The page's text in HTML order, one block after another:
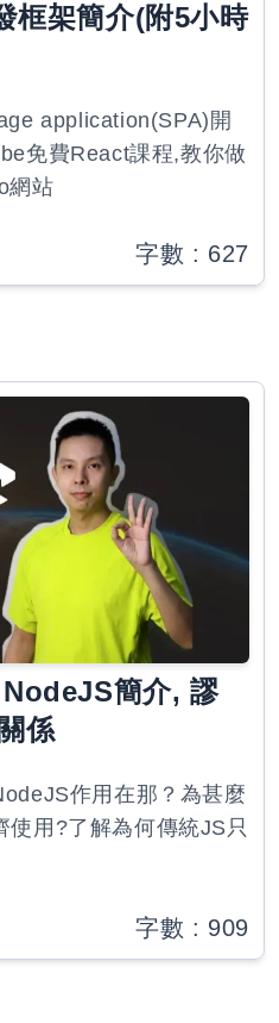
框架簡介(附5小時
application(SPA)開
免費React課程,教你做
網站
字數 : 627
簡介, 謬
係
作用在那？為甚麼
用?了解為何傳統JS只
字數 : 909